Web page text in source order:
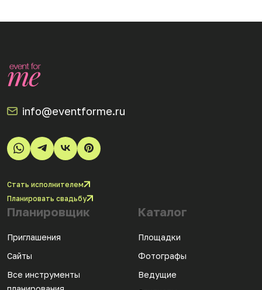
info@eventforme.ru
Стать исполнителем
Планировать свадьбу
Планировщик
Приглашения
Сайты
Все инструменты
Каталог
Площадки
Фотографы
Ведущие